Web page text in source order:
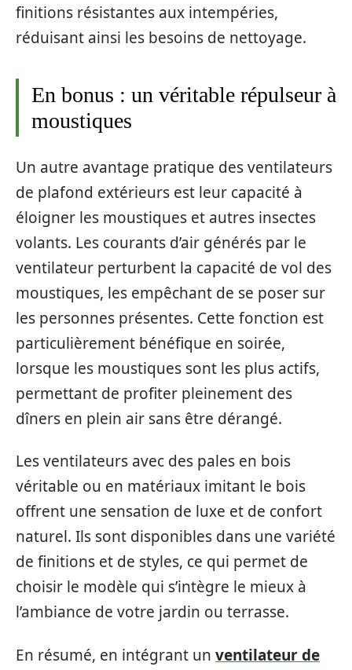
finitions résistantes aux intempéries,
réduisant ainsi les besoins de nettoyage.
En bonus : un véritable répulseur à
moustiques
Un autre avantage pratique des ventilateurs
de plafond extérieurs est leur capacité à
éloigner les moustiques et autres insectes
volants. Les courants d’air générés par le
ventilateur perturbent la capacité de vol des
moustiques, les empêchant de se poser sur
les personnes présentes. Cette fonction est
particulièrement bénéfique en soirée,
lorsque les moustiques sont les plus actifs,
permettant de profiter pleinement des
dîners en plein air sans être dérangé.
Les ventilateurs avec des pales en bois
véritable ou en matériaux imitant le bois
offrent une sensation de luxe et de confort
naturel. Ils sont disponibles dans une variété
de finitions et de styles, ce qui permet de
choisir le modèle qui s’intègre le mieux à
l’ambiance de votre jardin ou terrasse.
En résumé, en intégrant un ventilateur de